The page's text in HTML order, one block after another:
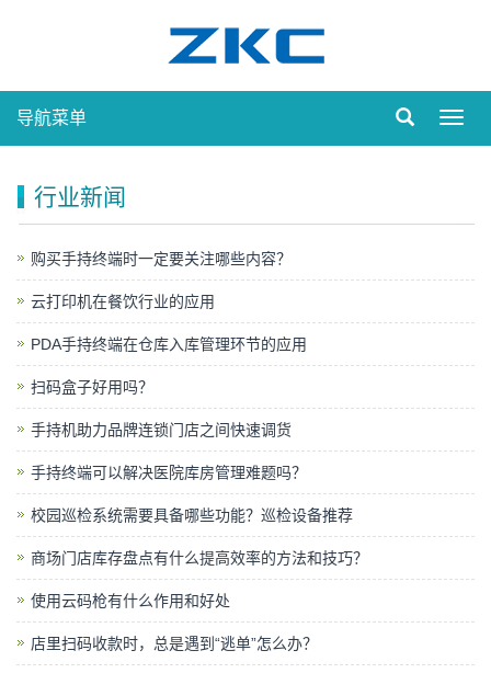
导航菜单
行业新闻
购买手持终端时一定要关注哪些内容？
云打印机在餐饮行业的应用
PDA手持终端在仓库入库管理环节的应用
扫码盒子好用吗？
手持机助力品牌连锁门店之间快速调货
手持终端可以解决医院库房管理难题吗？
校园巡检系统需要具备哪些功能？巡检设备推荐
商场门店库存盘点有什么提高效率的方法和技巧？
使用云码枪有什么作用和好处
店里扫码收款时，总是遇到“逃单”怎么办？